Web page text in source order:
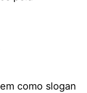
como slogan